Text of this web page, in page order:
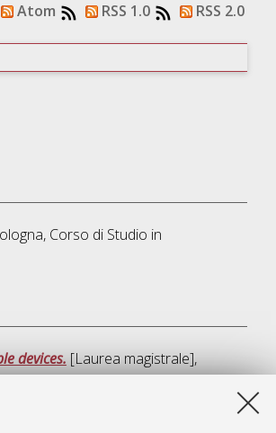
Atom RSS 1.0 RSS 2.0
Corso di Studio in
devices. [Laurea magistrale],
il